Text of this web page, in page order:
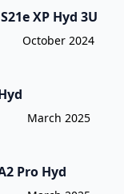
XP Hyd 3U
Release Date
October 2024
Release Date
March 2025
Pro Hyd